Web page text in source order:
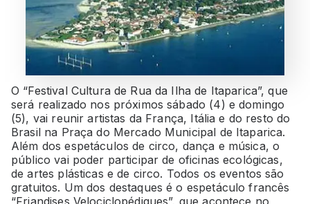
O “Festival Cultura de Rua da Ilha de Itaparica”, que
será realizado nos próximos sábado (4) e domingo
(5), vai reunir artistas da França, Itália e do resto do
Brasil na Praça do Mercado Municipal de Itaparica.
Além dos espetáculos de circo, dança e música, o
público vai poder participar de oficinas ecológicas,
de artes plásticas e de circo. Todos os eventos são
gratuitos. Um dos destaques é o espetáculo francês
“Friandises Velociclopédiques”, que acontece no